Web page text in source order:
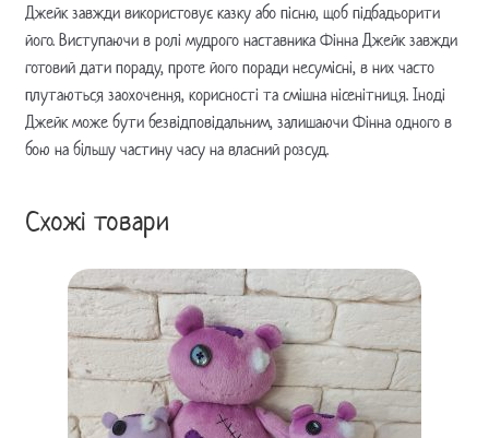
Джейк завжди використовує казку або пісню, щоб підбадьорити
його. Виступаючи в ролі мудрого наставника Фінна Джейк завжди
готовий дати пораду, проте його поради несумісні, в них часто
плутаються заохочення, корисності та смішна нісенітниця. Іноді
Джейк може бути безвідповідальним, залишаючи Фінна одного в
бою на більшу частину часу на власний розсуд.
Схожі товари